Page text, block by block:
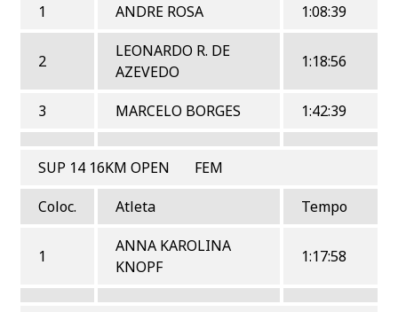
1
ANDRE ROSA 1:08:39
2
LEONARDO R. DE
AZEVEDO
1:18:56
3 MARCELO BORGES 1:42:39
SUP 14 16KM OPEN FEM
Coloc.
Atleta Tempo
1
ANNA KAROLINA
KNOPF
1:17:58